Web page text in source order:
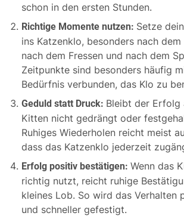
schon in den ersten Stunden.
Richtige Momente nutzen: Setze
ins Katzenklo, besonders nach dem
nach dem Fressen und nach dem
Zeitpunkte sind besonders häufig
Bedürfnis verbunden, das Klo zu
Geduld statt Druck: Bleibt der Erfolg
Kitten nicht gedrängt oder
Ruhiges Wiederholen reicht meist
dass das Katzenklo jederzeit
Erfolg positiv bestätigen: Wenn das
richtig nutzt, reicht ruhige
kleines Lob. So wird das Verhalten
und schneller gefestigt.